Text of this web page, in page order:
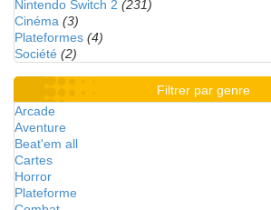
Nintendo Switch 2 (231)
Cinéma (3)
Plateformes (4)
Société (2)
Filtrer par genre
Arcade
Aventure
Beat'em all
Cartes
Horror
Plateforme